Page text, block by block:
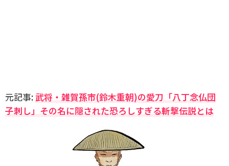
元記事:武将・雑賀孫市(鈴木重朝)の愛刀「八丁念仏団
子刺し」その名に隠された恐ろしすぎる斬撃伝説とは